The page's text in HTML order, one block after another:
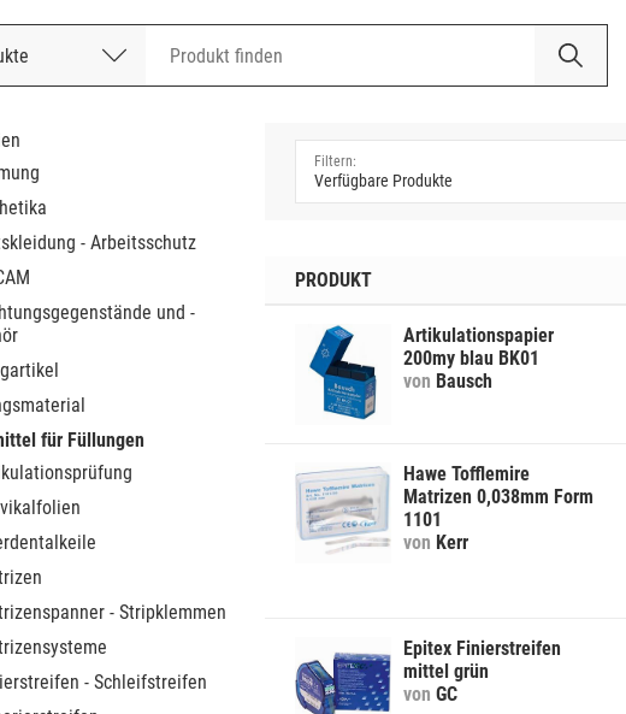
- Arbeitsschutz
und -
für Füllungen
- Stripklemmen
- Schleifstreifen
PRODUKT
Artikulationspapier
200my blau BK01
von Bausch
Hawe Tofflemire
Matrizen 0,038mm Form
1101
von Kerr
Epitex Finierstreifen
mittel grün
von GC